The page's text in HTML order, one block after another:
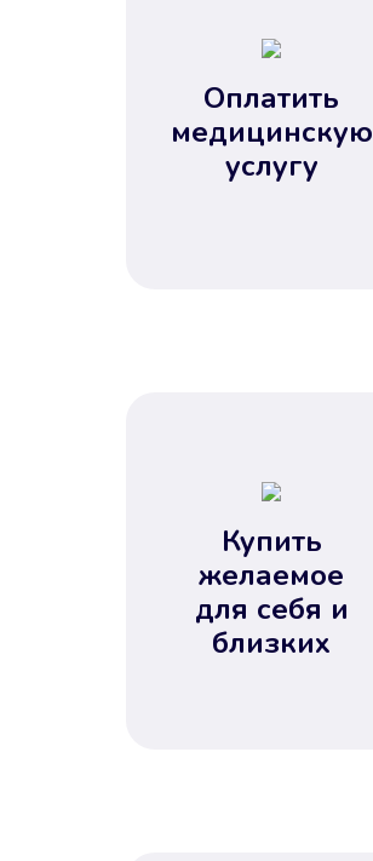
Оплатить
медицинскую
услугу
Купить
желаемое
для себя и
близких